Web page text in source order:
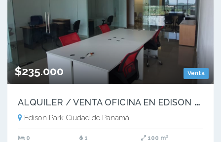
Venta
$235.000
A
LQUILER / VENTA OFICINA EN EDISON CORPORATE CENTER, EDISON PARK (10)
Edison Park Ciudad de Panamá
0 1 100 m²